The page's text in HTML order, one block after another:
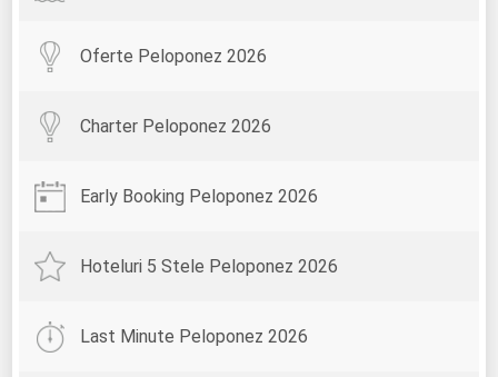
Oferte Peloponez 2026
Charter Peloponez 2026
Early Booking Peloponez 2026
Hoteluri 5 Stele Peloponez 2026
Last Minute Peloponez 2026